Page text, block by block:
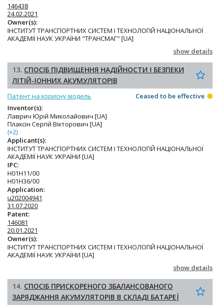
146438
24.02.2021
Owner(s):
ІНСТИТУТ ТРАНСПОРТНИХ СИСТЕМ І ТЕХНОЛОГІЙ НАЦІОНАЛЬНОЇ
АКАДЕМІЇ НАУК УКРАЇНИ "ТРАНСМАГ" [UA]
show details
13. СПОСІБ ПІДВИЩЕННЯ НАДІЙНОСТИ І БЕЗПЕКИ
ЛІТІЙ-ІОННИХ АКУМУЛЯТОРІВ
Патент на корисну модель
Ceased to be effective
Inventor(s):
Лаврич Юрій Миколайович [UA]
Плаксін Сергій Вікторович [UA]
(+2)
Applicant(s):
ІНСТИТУТ ТРАНСПОРТНИХ СИСТЕМ І ТЕХНОЛОГІЙ НАЦІОНАЛЬНОЇ
АКАДЕМІЇ НАУК УКРАЇНИ [UA]
IPC:
H01H11/00
H01H36/00
Application:
u202004941
31.07.2020
Patent:
146081
20.01.2021
Owner(s):
ІНСТИТУТ ТРАНСПОРТНИХ СИСТЕМ І ТЕХНОЛОГІЙ НАЦІОНАЛЬНОЇ
АКАДЕМІЇ НАУК УКРАЇНИ [UA]
show details
14. СПОСІБ ПРИСКОРЕНОГО ЗБАЛАНСОВАНОГО
ЗАРЯДЖАННЯ АКУМУЛЯТОРІВ В СКЛАДІ БАТАРЕЇ